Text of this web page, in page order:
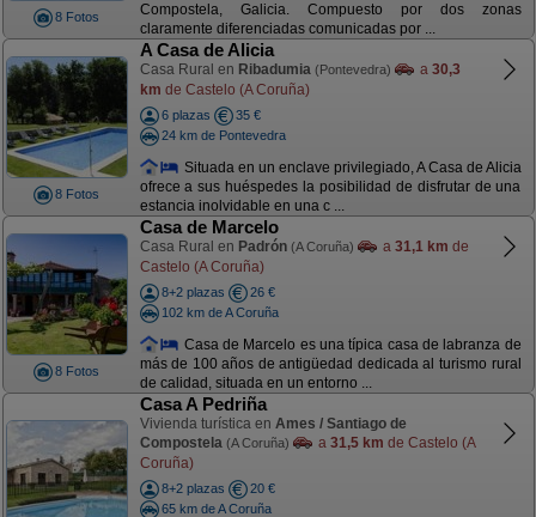
8 Fotos
Compostela, Galicia. Compuesto por dos zonas
claramente diferenciadas comunicadas por ...
8 Fotos
A Casa de Alicia
Casa Rural en Ribadumia (Pontevedra) a 30,3
km de Castelo (A Coruña)
6 plazas
35 €
24 km de Pontevedra
Situada en un enclave privilegiado, A Casa de Alicia
ofrece a sus huéspedes la posibilidad de disfrutar de una
estancia inolvidable en una c ...
8 Fotos
Casa de Marcelo
Casa Rural en Padrón (A Coruña) a 31,1 km de
Castelo (A Coruña)
8+2 plazas
26 €
102 km de A Coruña
Casa de Marcelo es una típica casa de labranza de
más de 100 años de antigüedad dedicada al turismo rural
de calidad, situada en un entorno ...
Casa A Pedriña
Vivienda turística en Ames / Santiago de
Compostela (A Coruña) a 31,5 km de Castelo (A
Coruña)
8+2 plazas
20 €
65 km de A Coruña